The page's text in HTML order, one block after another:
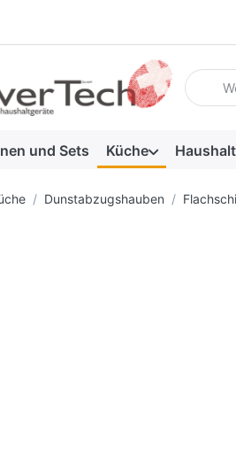
Geben
und Sets Küche Haushalt
Dunstabzugshauben